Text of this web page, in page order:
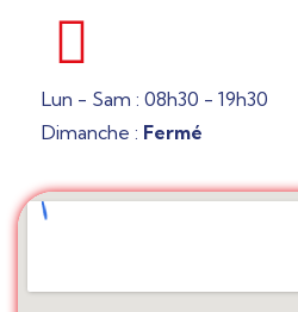
Lun - Sam : 08h30 - 19h30
Dimanche : Fermé